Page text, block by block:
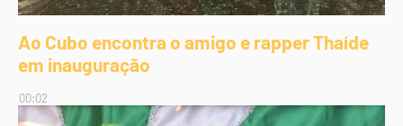
Ao Cubo encontra o amigo e rapper Thaíde
em inauguração
00:02